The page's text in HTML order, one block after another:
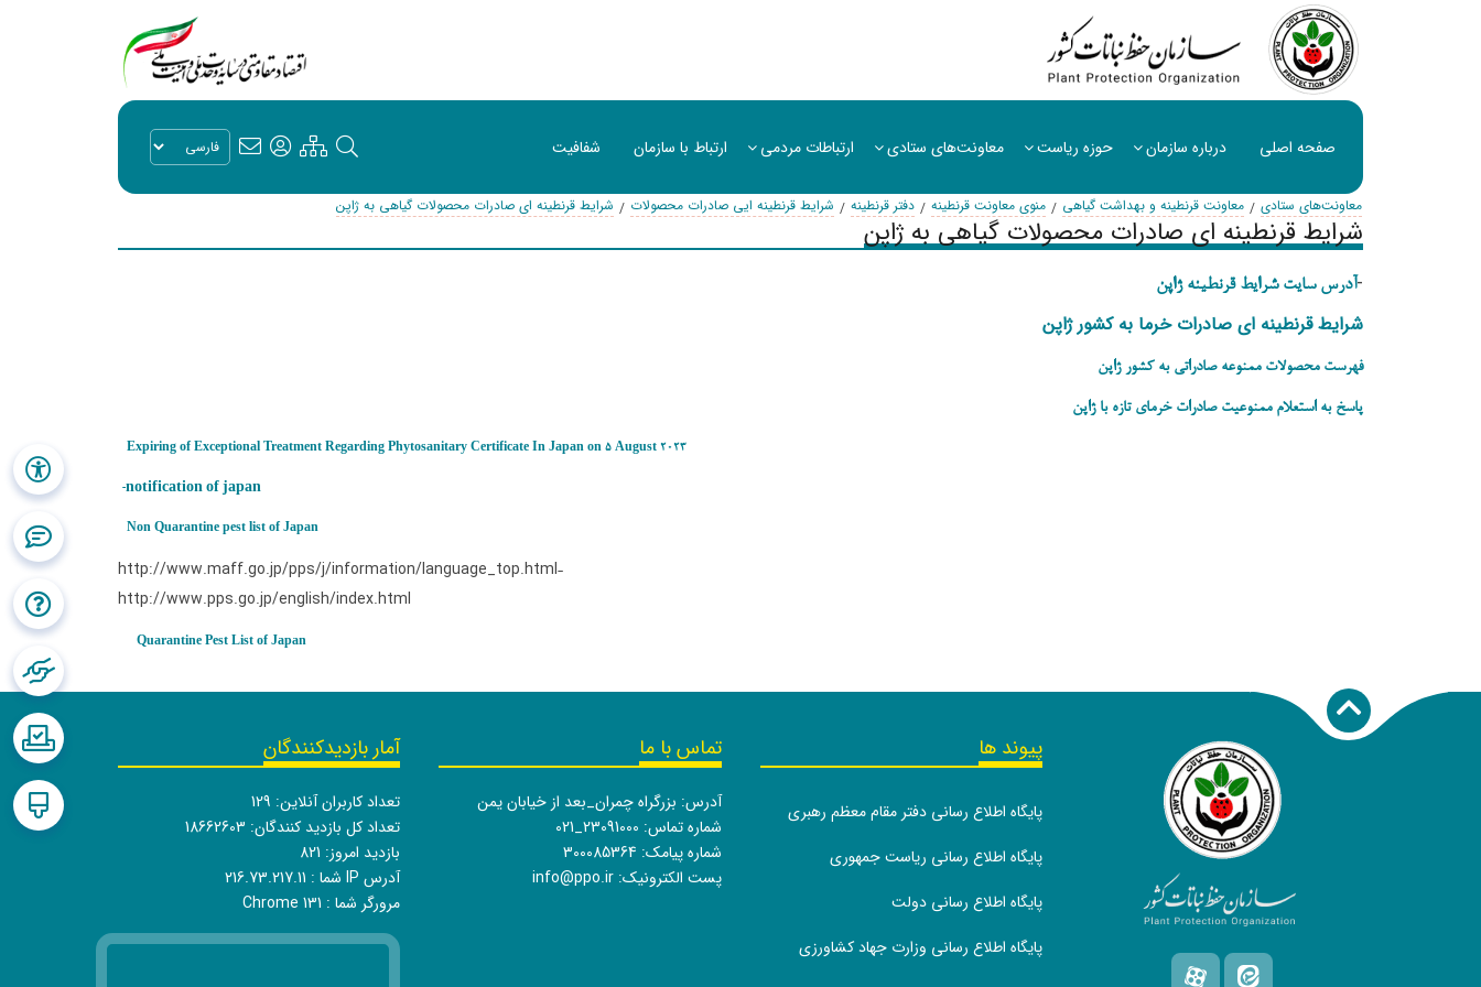
صفحه اصلی درباره سازمان حوزه ریاست معاونت‌های ستادی ارتباطات مردمی ارتباط با سازمان شفافیت
معاونت‌های ستادی معاونت قرنطینه و بهداشت گیاهی منوی معاونت قرنطینه دفتر قرنطینه شرایط قرنطینه ایی صادرات محصولات شرایط قرنطینه ای صادرات محصولات گیاهی به ژاپن
شرایط قرنطینه ای صادرات محصولات گیاهی به ژاپن
آدرس سایت شرایط قرنطینه ژاپن-
شرایط قرنطینه ای صادرات خرما به کشور ژاپن
فهرست محصولات ممنوعه صادراتی به کشور ژاپن
پاسخ به استعلام ممنوعیت صادرات خرمای تازه با ژاپن
- Expiring of Exceptional Treatment Regarding Phytosanitary Certificate In Japan on 5 August 2023
notification of japan
-
Non Quarantine pest list of Japan-
-
http://www.maff.go.jp/pps/j/information/language_top.html
http://www.pps.go.jp/english/index.html
Quarantine Pest List of Japan
پیوند ها
پایگاه اطلاع رسانی دفتر مقام معظم رهبری
پایگاه اطلاع رسانی ریاست جمهوری
پایگاه اطلاع رسانی دولت
پایگاه اطلاع رسانی وزارت جهاد کشاورزی
تماس با ما
آدرس: بزرگراه چمران_بعد از خیابان یمن
شماره تماس: 021_23091000
شماره پیامک: 300085364
پست الکترونیک:info@ppo.ir
آمار بازدیدکنندگان
تعداد کاربران آنلاین: 129
تعداد کل بازدید کنندگان: 18662603
بازدید امروز: 821
آدرس IP شما :
216.73.217.11
مرورگر شما : Chrome 131